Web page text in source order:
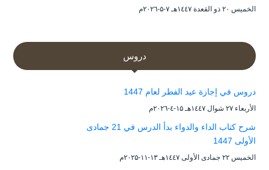
الخميس ۲۰ ذو القعدة ۱٤٤۷هـ ۷-۵-۲۰۲٦م
دروس
دروس في إجازة عيد الفطر لعام 1447
الأربعاء ۲۷ شوال ۱٤٤۷هـ ۱۵-٤-۲۰۲٦م
شرح كتاب الداء والدواء بدأ الدرس في 21 جمادى
الأولى 1447
الخميس ۲۲ جمادى الأولى ۱٤٤۷هـ ۱۳-۱۱-۲۰۲۵م